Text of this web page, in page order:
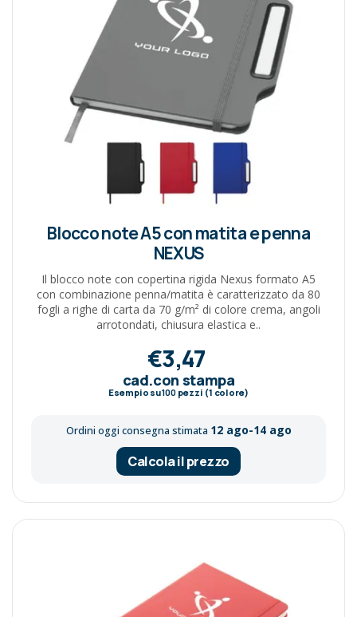
Blocco note A5 con matita e penna
NEXUS
Il blocco note con copertina rigida Nexus formato A5
con combinazione penna/matita è caratterizzato da 80
fogli a righe di carta da 70 g/m² di colore crema, angoli
arrotondati, chiusura elastica e..
€3,47
cad.con stampa
Esempio su100pezzi (1 colore)
Ordini oggi consegna stimata 12 ago-14 ago
Calcola il prezzo